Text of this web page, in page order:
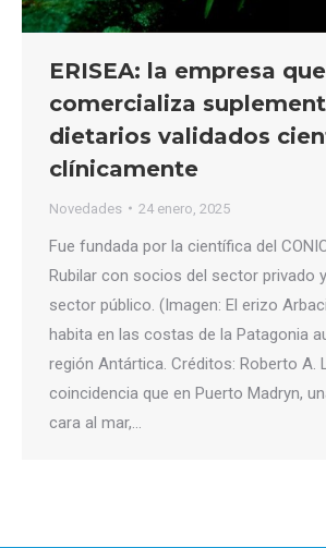
ERISEA: la empresa que
comercializa
dietarios validados
clínicamente
Novedades 24 enero, 2025
Fue fundada por la científica del
Rubilar con socios del sector privado
sector público. (Imagen: El erizo
habita en las costas de la Patagonia
región Antártica. Créditos: Roberto A.
coincidencia que en Puerto Madryn,
cara al mar,…